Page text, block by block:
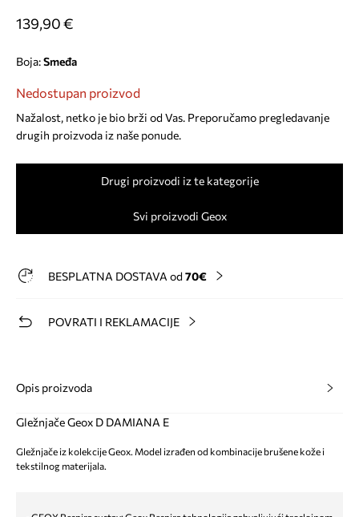
139,90 €
Boja: smeđa
Nedostupan proizvod
Nažalost, netko je bio brži od Vas. Preporučamo pregledavanje
drugih proizvoda iz naše ponude.
Drugi proizvodi iz te kategorije
Svi proizvodi Geox
BESPLATNA DOSTAVA od 70€
POVRATI I REKLAMACIJE
Opis proizvoda
Gležnjače Geox D DAMIANA E
Gležnjače iz kolekcije Geox. Model izrađen od kombinacije brušene kože i
tekstilnog materijala.